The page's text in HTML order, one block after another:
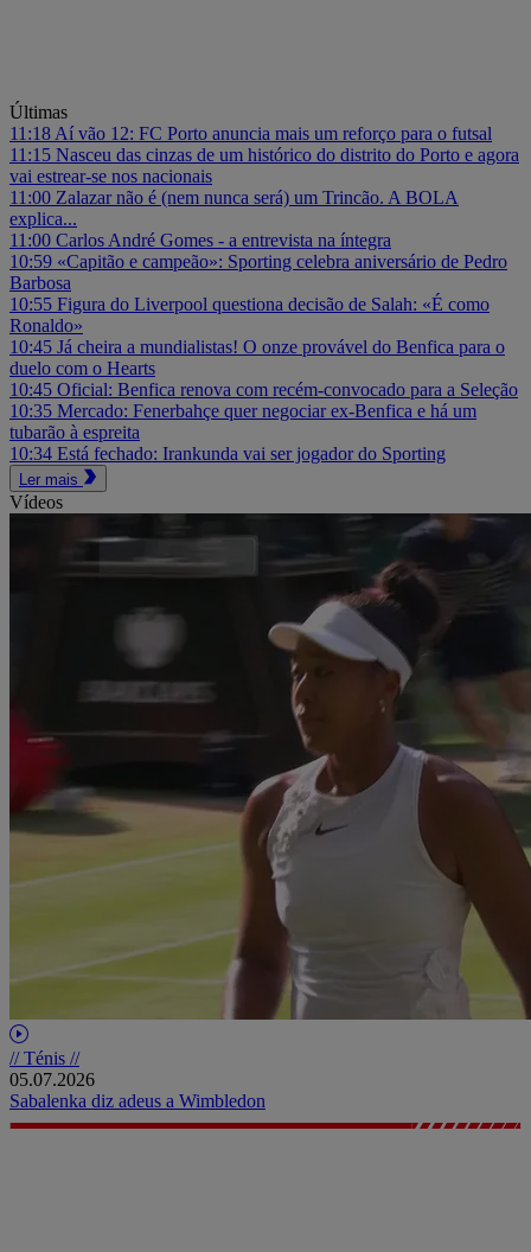
Últimas
11:18 Aí vão 12: FC Porto anuncia mais um reforço para o futsal
11:15 Nasceu das cinzas de um histórico do distrito do Porto e agora
vai estrear-se nos nacionais
11:00 Zalazar não é (nem nunca será) um Trincão. A BOLA
explica...
11:00 Carlos André Gomes - a entrevista na íntegra
10:59 «Capitão e campeão»: Sporting celebra aniversário de Pedro
Barbosa
10:55 Figura do Liverpool questiona decisão de Salah: «É como
Ronaldo»
10:45 Já cheira a mundialistas! O onze provável do Benfica para o
duelo com o Hearts
10:45 Oficial: Benfica renova com recém-convocado para a Seleção
10:35 Mercado: Fenerbahçe quer negociar ex-Benfica e há um
tubarão à espreita
10:34 Está fechado: Irankunda vai ser jogador do Sporting
Ler mais
Vídeos
// Ténis //
05.07.2026
Sabalenka diz adeus a Wimbledon